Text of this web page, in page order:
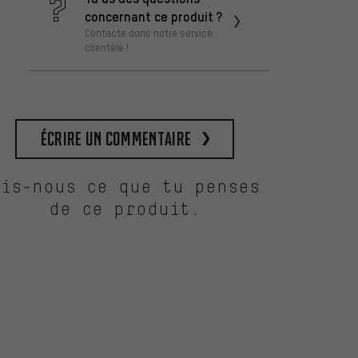
concernant ce produit ?
Contacte donc notre service
clientèle !
Écrire un commentaire
nous ce que tu penses
de ce produit.